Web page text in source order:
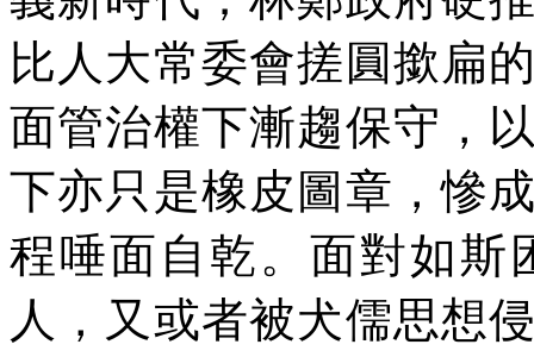
比人大常委會搓圓撳扁
面管治權下漸趨保守，
下亦只是橡皮圖章，慘
程唾面自乾。面對如斯
人，又或者被犬儒思想